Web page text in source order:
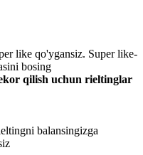
like qo'ygansiz. Super like-
bosing
qilish uchun rieltinglar
balansingizga